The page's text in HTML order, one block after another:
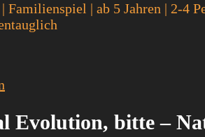
| Familienspiel | ab 5 Jahren | 2-4
Evolution, bitte –